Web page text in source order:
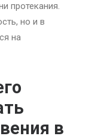
протекания.
но и в
на
в